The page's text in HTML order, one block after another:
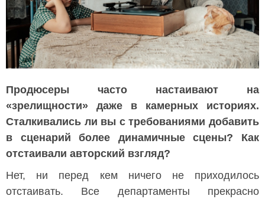
Продюсеры часто настаивают на
«зрелищности» даже в камерных историях.
Сталкивались ли вы с требованиями добавить
в сценарий более динамичные сцены? Как
отстаивали авторский взгляд?
Нет, ни перед кем ничего не приходилось
отстаивать. Все департаменты прекрасно